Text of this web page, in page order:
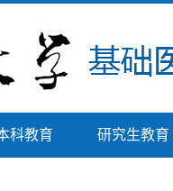
科教育 研究生教育